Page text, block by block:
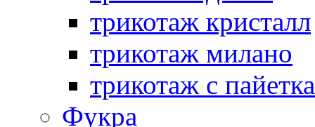
трикотаж кристалл
трикотаж милано
трикотаж с
Фукра